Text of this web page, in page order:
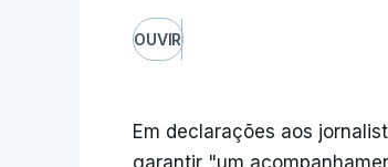
OUVIR
Em declarações aos